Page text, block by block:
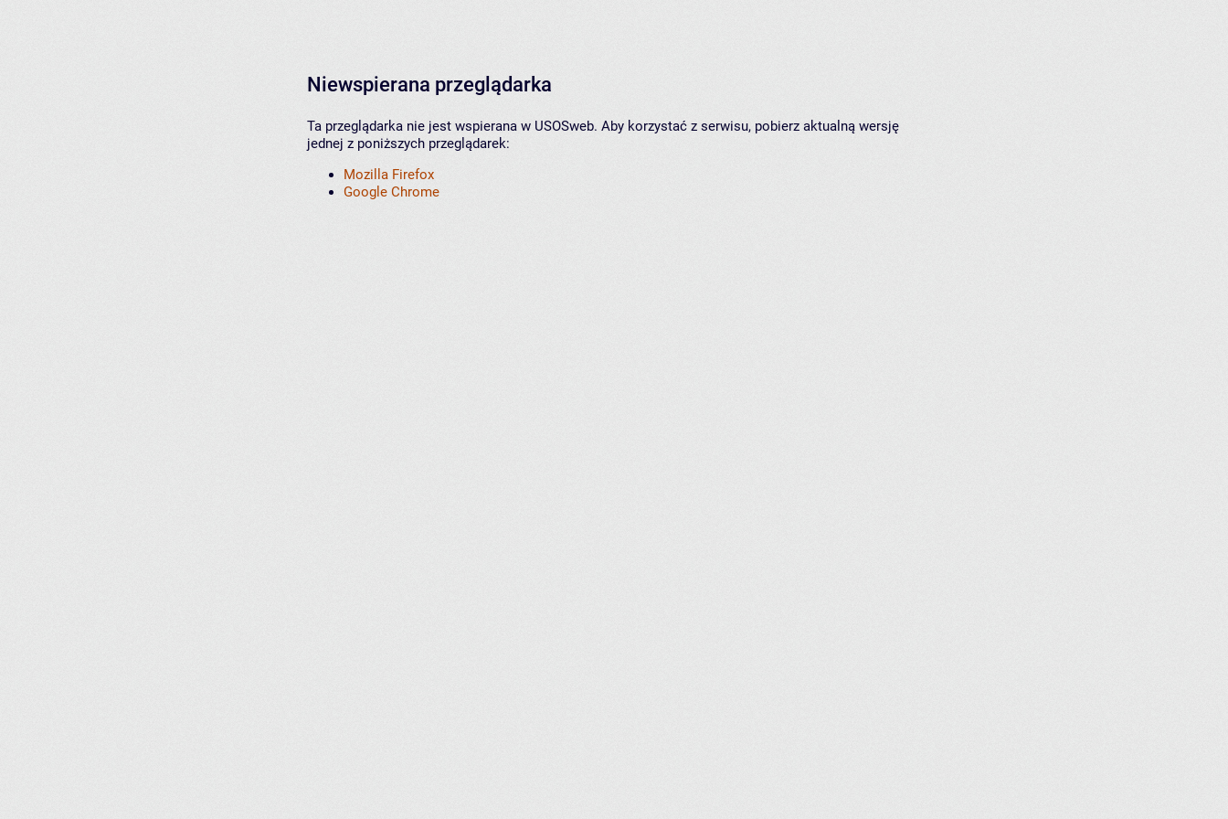
Niewspierana przeglądarka
Ta przeglądarka nie jest wspierana w USOSweb. Aby korzystać z serwisu, pobierz aktualną wersję
jednej z poniższych przeglądarek:
Mozilla Firefox
Google Chrome